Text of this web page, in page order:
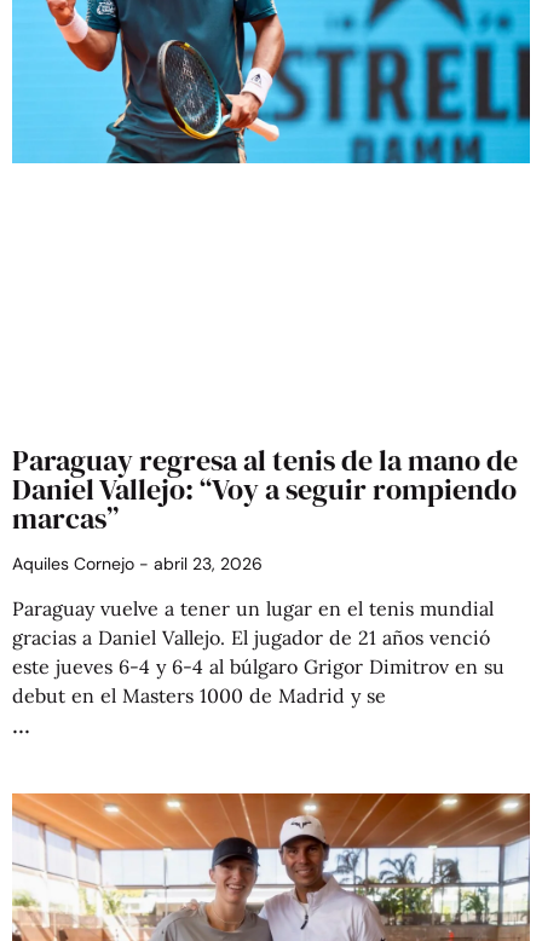
Paraguay regresa al tenis de la mano de
Daniel Vallejo: “Voy a seguir rompiendo
marcas”
Aquiles Cornejo abril 23, 2026
Paraguay vuelve a tener un lugar en el tenis mundial
gracias a Daniel Vallejo. El jugador de 21 años venció
este jueves 6-4 y 6-4 al búlgaro Grigor Dimitrov en su
debut en el Masters 1000 de Madrid y se